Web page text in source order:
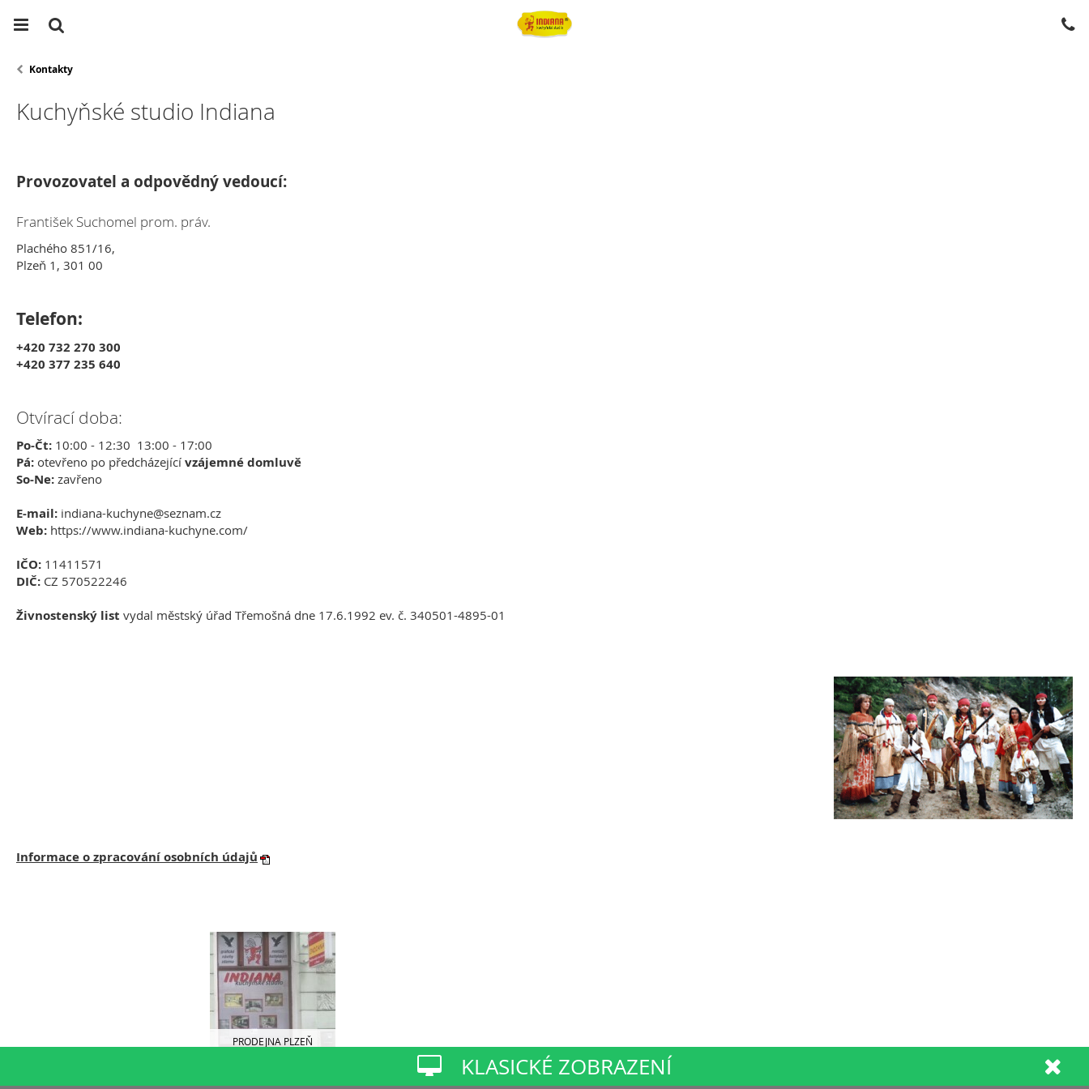
Kontakty
Kuchyňské studio Indiana
Provozovatel a odpovědný vedoucí:
František Suchomel prom. práv.
Plachého 851/16,
Plzeň 1, 301 00
Telefon:
+420 732 270 300
+420 377 235 640
Otvírací doba:
Po-Čt: 10:00 - 12:30 13:00 - 17:00
Pá: otevřeno po předcházející vzájemné domluvě
So-Ne: zavřeno
E-mail: indiana-kuchyne@seznam.cz
Web: https://www.indiana-kuchyne.com/
IČO: 11411571
DIČ: CZ 570522246
Živnostenský list vydal městský úřad Třemošná dne 17.6.1992 ev. č. 340501-4895-01
Informace o zpracování osobních údajů
PRODEJNA PLZEŇ
KLASICKÉ ZOBRAZENÍ